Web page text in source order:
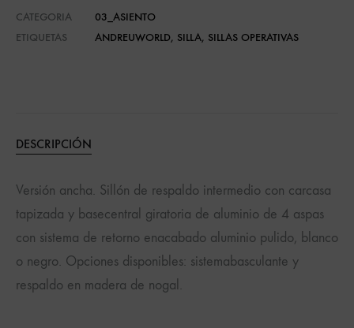
CATEGORIA
03_ASIENTO
ETIQUETAS
ANDREUWORLD, SILLA, SILLAS OPERATIVAS
DESCRIPCIÓN
Versión ancha. Sillón de respaldo intermedio con carcasa
tapizada y basecentral giratoria de aluminio de 4 aspas
con sistema de retorno enacabado aluminio pulido, blanco
o negro. Opciones disponibles: sistemabasculante y
respaldo en madera de nogal.